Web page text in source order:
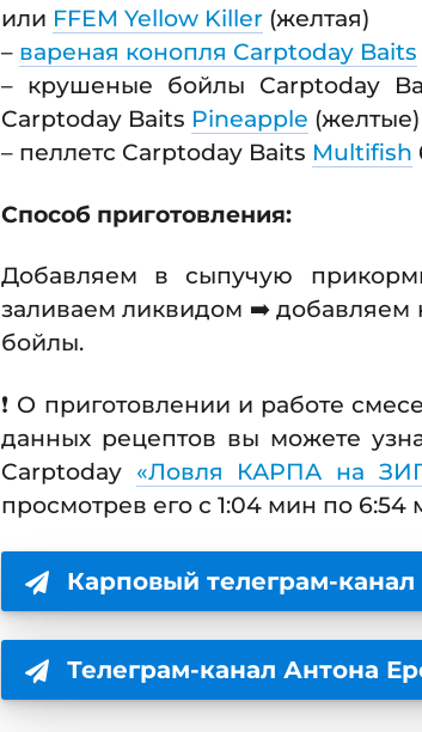
или FFEM Yellow Killer (желтая)
– вареная конопля Carptoday Baits
– крушеные бойлы Carptoday
Carptoday Baits Pineapple (желтые)
– пеллетс Carptoday Baits Multifish
Способ приготовления:
Добавляем в сыпучую
заливаем ликвидом ➡️ добавляем
бойлы.
❗️ О приготовлении и работе
данных рецептов вы можете
Carptoday «Ловля КАРПА на
просмотрев его с 1:04 мин по 6:54
Карповый телеграм-канал
Телеграм-канал Антона